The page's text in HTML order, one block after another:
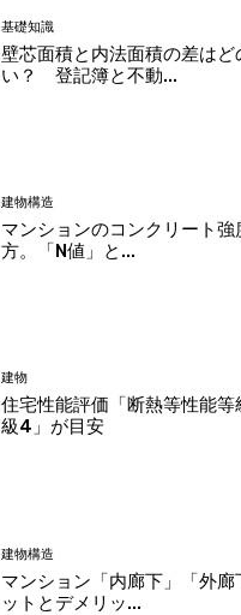
基礎知識
壁芯面積と内法面積の差はど
い？ 登記簿と不動...
建物構造
マンションのコンクリート強
方。「N値」と...
建物
住宅性能評価「断熱等性能等
級4」が目安
建物構造
マンション「内廊下」「外廊
ットとデメリッ...